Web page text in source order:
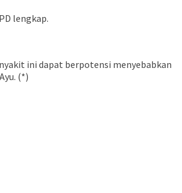
lengkap.
ini dapat berpotensi menyebabkan
(*)